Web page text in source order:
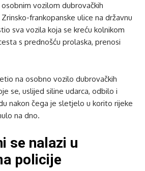
vozilom dubrovačkih
frankopanske ulice na državnu
sva vozila koja se kreću kolnikom
s prednošću prolaska, prenosi
na osobno vozilo dubrovačkih
se, uslijed siline udarca, odbilo i
nakon čega je sletjelo u korito rijeke
na dno.
se nalazi u
policije